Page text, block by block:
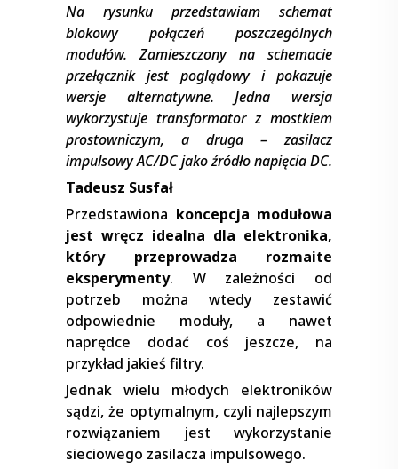
Na rysunku przedstawiam schemat
blokowy połączeń poszczególnych
modułów. Zamieszczony na schemacie
przełącznik jest poglądowy i pokazuje
wersje alternatywne. Jedna wersja
wykorzystuje transformator z mostkiem
prostowniczym, a druga – zasilacz
impulsowy AC/DC jako źródło napięcia DC.
Tadeusz Susfał
Przedstawiona koncepcja modułowa
jest wręcz idealna dla elektronika,
który przeprowadza rozmaite
eksperymenty. W zależności od
potrzeb można wtedy zestawić
odpowiednie moduły, a nawet
naprędce dodać coś jeszcze, na
przykład jakieś filtry.
Jednak wielu młodych elektroników
sądzi, że optymalnym, czyli najlepszym
rozwiązaniem jest wykorzystanie
sieciowego zasilacza impulsowego.